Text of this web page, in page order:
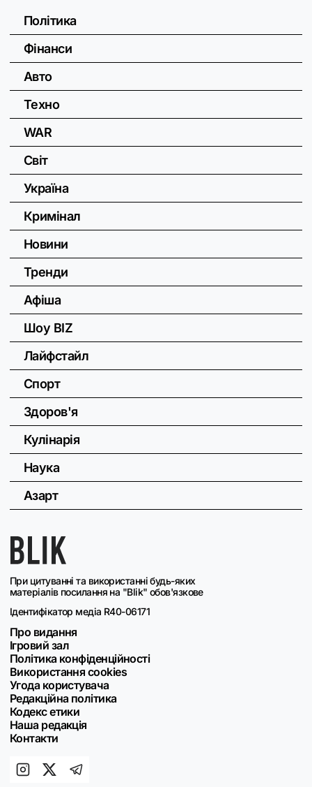
При цитуванні та використанні будь-яких
матеріалів посилання на "Blik" обов'язкове
Ідентифікатор медіа R40-06171
Про видання
Ігровий зал
Політика конфіденційності
Використання cookies
Угода користувача
Редакційна політика
Кодекс етики
Наша редакція
Контакти
Політика
Фінанси
Авто
Техно
WAR
Світ
Україна
Кримінал
Новини
Тренди
Афіша
Шоу BIZ
Лайфстайл
Спорт
Здоров'я
Кулінарія
Наука
Азарт